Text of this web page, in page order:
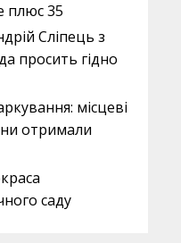
плюс 35
Сліпець з
просить гідно
місцеві
отримали
саду